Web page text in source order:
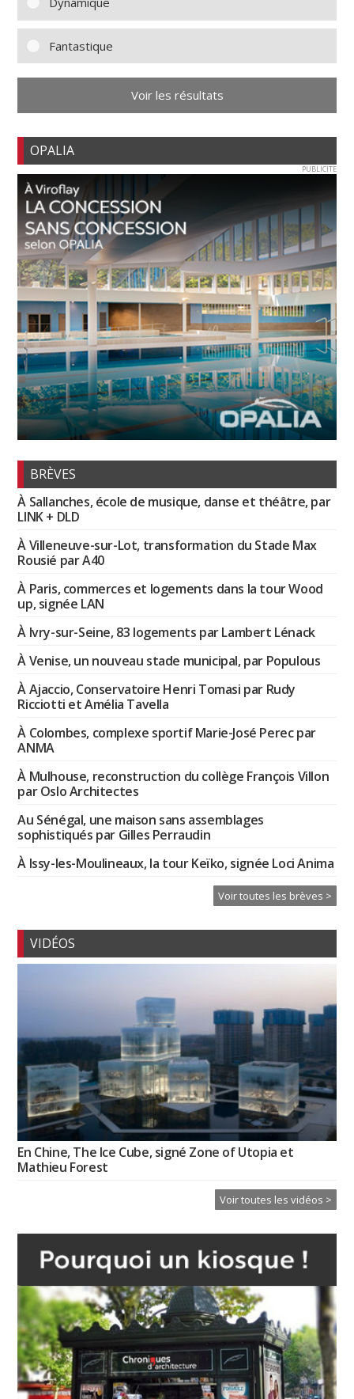
Fantastique
Voir les résultats
OPALIA
PUBLICITE
BRÈVES
À Sallanches, école de musique, danse et théâtre, par
LINK + DLD
À Villeneuve-sur-Lot, transformation du Stade Max
Rousié par A40
À Paris, commerces et logements dans la tour Wood
up, signée LAN
À Ivry-sur-Seine, 83 logements par Lambert Lénack
À Venise, un nouveau stade municipal, par Populous
À Ajaccio, Conservatoire Henri Tomasi par Rudy
Ricciotti et Amélia Tavella
À Colombes, complexe sportif Marie-José Perec par
ANMA
À Mulhouse, reconstruction du collège François Villon
par Oslo Architectes
Au Sénégal, une maison sans assemblages
sophistiqués par Gilles Perraudin
À Issy-les-Moulineaux, la tour Keïko, signée Loci Anima
Voir toutes les brèves >
VIDÉOS
En Chine, The Ice Cube, signé Zone of Utopia et
Mathieu Forest
Voir toutes les vidéos >